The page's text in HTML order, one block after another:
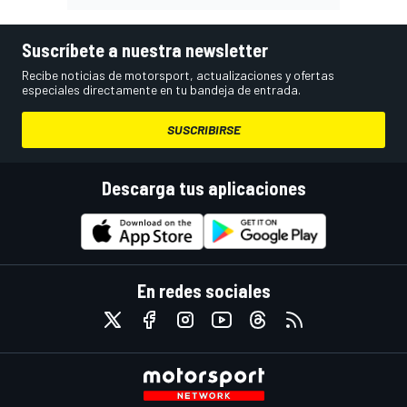
Suscríbete a nuestra newsletter
Recibe noticias de motorsport, actualizaciones y ofertas
especiales directamente en tu bandeja de entrada.
SUSCRIBIRSE
Descarga tus aplicaciones
En redes sociales